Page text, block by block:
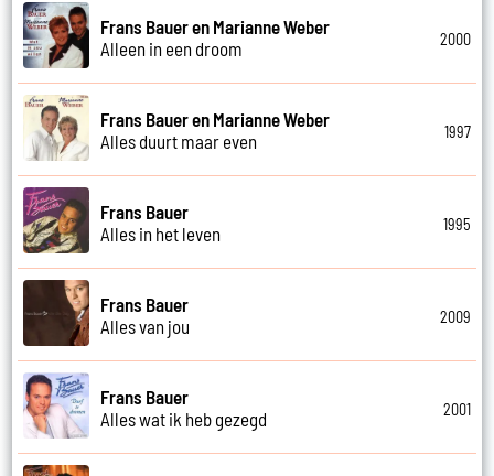
Frans Bauer en Marianne Weber
Alleen in een droom
2000
Frans Bauer en Marianne Weber
Alles duurt maar even
1997
Frans Bauer
Alles in het leven
1995
Frans Bauer
Alles van jou
2009
Frans Bauer
Alles wat ik heb gezegd
2001